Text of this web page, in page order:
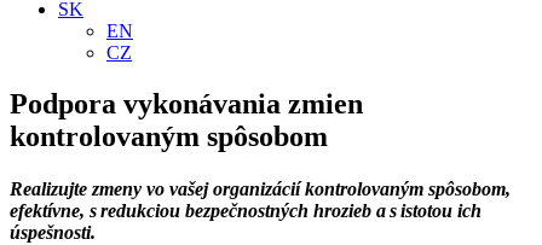
SK
EN
CZ
Podpora vykonávania zmien
kontrolovaným spôsobom
Realizujte zmeny vo vašej organizácií kontrolovaným spôsobom,
efektívne, s redukciou bezpečnostných hrozieb a s istotou ich
úspešnosti.